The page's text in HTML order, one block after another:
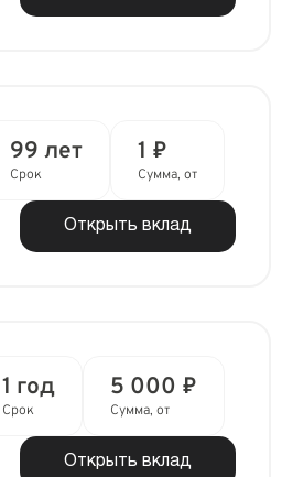
99 лет
Срок
1 ₽
Сумма, от
Открыть вклад
1 год
Срок
5 000 ₽
Сумма, от
Открыть вклад